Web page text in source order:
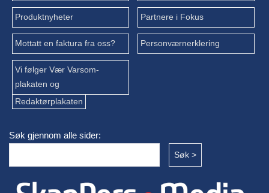
Produktnyheter Partnere i Fokus
Mottatt en faktura fra oss? Personværnerklering
Vi følger Vær Varsom-
plakaten og
Redaktørplakaten
Søk gjennom alle sider: